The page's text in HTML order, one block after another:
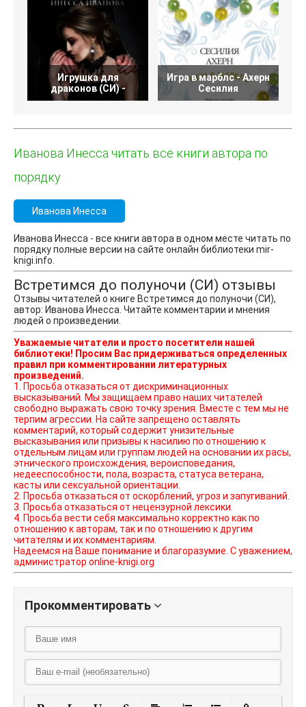
Игрушка для
драконов (СИ) -
Игра в марблс - Ахерн
Сесилия
Иванова Инесса читать все книги автора по
порядку
Иванова Инесса
Иванова Инесса - все книги автора в одном месте читать по
порядку полные версии на сайте онлайн библиотеки mir-
knigi.info.
Встретимся до полуночи (СИ) отзывы
Отзывы читателей о книге Встретимся до полуночи (СИ),
автор: Иванова Инесса. Читайте комментарии и мнения
людей о произведении.
Уважаемые читатели и просто посетители нашей
библиотеки! Просим Вас придерживаться определенных
правил при комментировании литературных
произведений.
1. Просьба отказаться от дискриминационных
высказываний. Мы защищаем право наших читателей
свободно выражать свою точку зрения. Вместе с тем мы не
терпим агрессии. На сайте запрещено оставлять
комментарий, который содержит унизительные
высказывания или призывы к насилию по отношению к
отдельным лицам или группам людей на основании их расы,
этнического происхождения, вероисповедания,
недееспособности, пола, возраста, статуса ветерана,
касты или сексуальной ориентации.
2. Просьба отказаться от оскорблений, угроз и запугиваний.
3. Просьба отказаться от нецензурной лексики.
4. Просьба вести себя максимально корректно как по
отношению к авторам, так и по отношению к другим
читателям и их комментариям.
Надеемся на Ваше понимание и благоразумие. С уважением,
администратор online-knigi.org
Прокомментировать